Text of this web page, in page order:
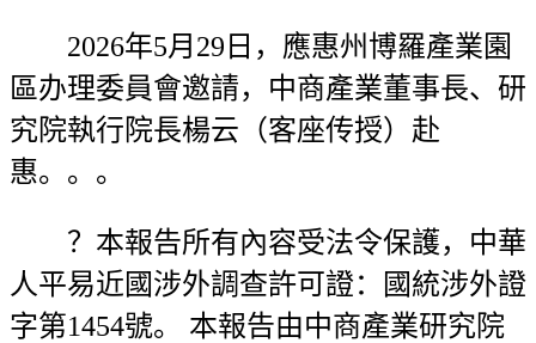
2026年5月29日，應惠州博羅產業園
區办理委員會邀請，中商產業董事長、研
究院執行院長楊云（客座传授）赴
惠。。。
？本報告所有內容受法令保護，中華
人平易近國涉外調查許可證：國統涉外證
字第1454號。 本報告由中商產業研究院